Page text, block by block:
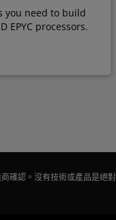
you need to build
EPYC processors.
確認。沒有技術或產品是絕對